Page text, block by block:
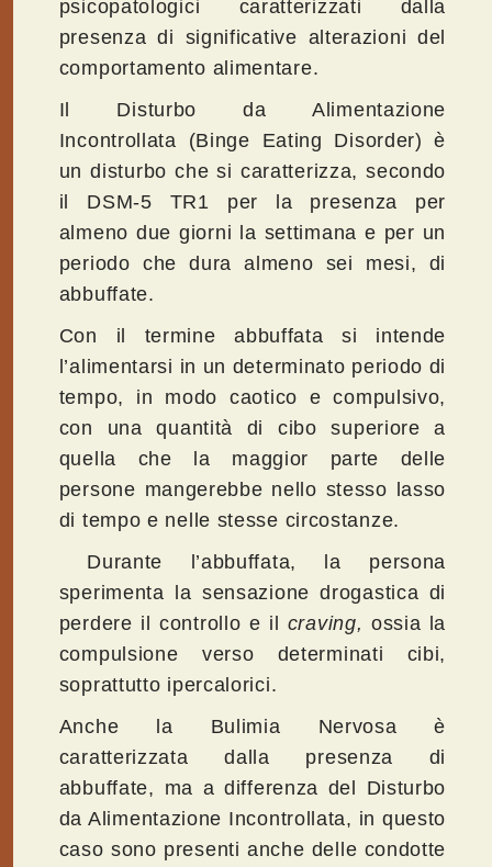
psicopatologici caratterizzati dalla
presenza di significative alterazioni del
comportamento alimentare.
Il Disturbo da Alimentazione
Incontrollata (Binge Eating Disorder) è
un disturbo che si caratterizza, secondo
il DSM-5 TR1 per la presenza per
almeno due giorni la settimana e per un
periodo che dura almeno sei mesi, di
abbuffate.
Con il termine abbuffata si intende
l’alimentarsi in un determinato periodo di
tempo, in modo caotico e compulsivo,
con una quantità di cibo superiore a
quella che la maggior parte delle
persone mangerebbe nello stesso lasso
di tempo e nelle stesse circostanze.
Durante l’abbuffata, la persona
sperimenta la sensazione drogastica di
perdere il controllo e il craving, ossia la
compulsione verso determinati cibi,
soprattutto ipercalorici.
Anche la Bulimia Nervosa è
caratterizzata dalla presenza di
abbuffate, ma a differenza del Disturbo
da Alimentazione Incontrollata, in questo
caso sono presenti anche delle condotte